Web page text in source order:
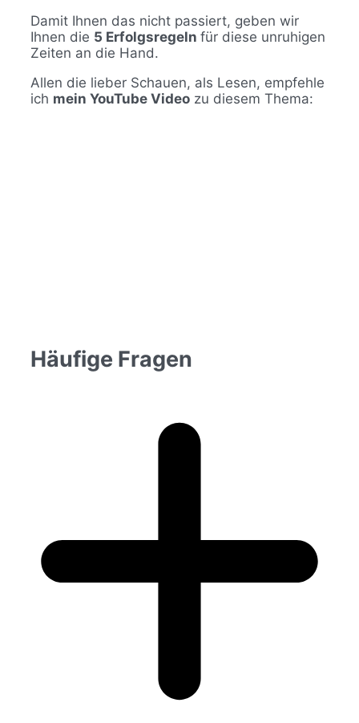
Damit Ihnen das nicht passiert, geben wir
Ihnen die 5 Erfolgsregeln für diese unruhigen
Zeiten an die Hand.
Allen die lieber Schauen, als Lesen, empfehle
ich mein YouTube Video zu diesem Thema:
Häufige Fragen